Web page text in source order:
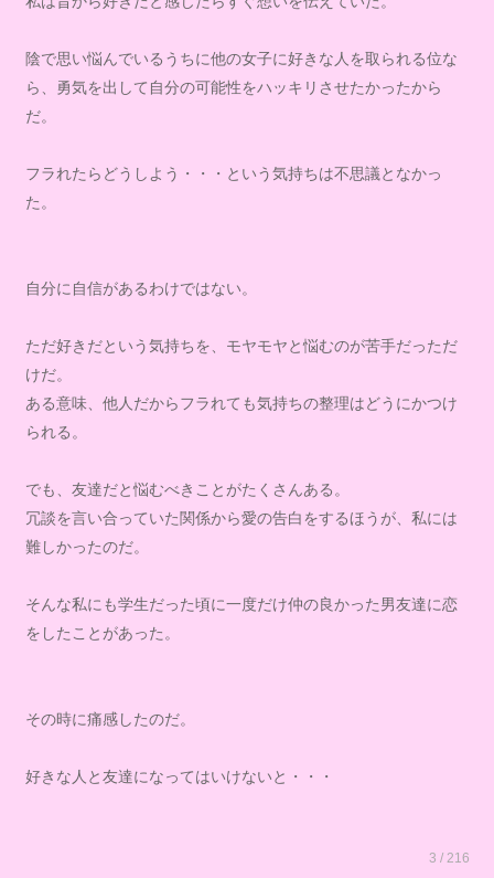
陰で思い悩んでいるうちに他の女子に好きな人を取られる位な
ら、勇気を出して自分の可能性をハッキリさせたかったから
だ。
フラれたらどうしよう・・・という気持ちは不思議となかっ
た。
自分に自信があるわけではない。
ただ好きだという気持ちを、モヤモヤと悩むのが苦手だっただ
けだ。
ある意味、他人だからフラれても気持ちの整理はどうにかつけ
られる。
でも、友達だと悩むべきことがたくさんある。
冗談を言い合っていた関係から愛の告白をするほうが、私には
難しかったのだ。
そんな私にも学生だった頃に一度だけ仲の良かった男友達に恋
をしたことがあった。
その時に痛感したのだ。
好きな人と友達になってはいけないと・・・
3 / 216